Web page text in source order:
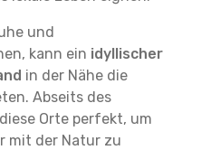
und
kann ein idyllischer
in der Nähe die
Abseits des
Orte perfekt, um
mit der Natur zu